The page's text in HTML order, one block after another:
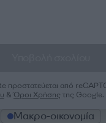
προστατεύεται από
&Όροι Χρήσης της Google.
Μακρο-οικονομία